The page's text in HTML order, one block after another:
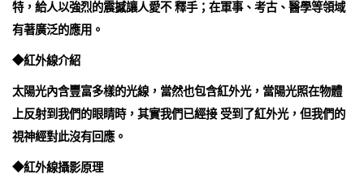
特，給人以強烈的震撼讓人愛不 釋手；在軍事、考古、醫學等領域
有著廣泛的應用。
◆紅外線介紹
太陽光內含豐富多樣的光線，當然也包含紅外光，當陽光照在物體
上反射到我們的眼睛時，其實我們已經接 受到了紅外光，但我們的
視神經對此沒有回應。
◆紅外線攝影原理